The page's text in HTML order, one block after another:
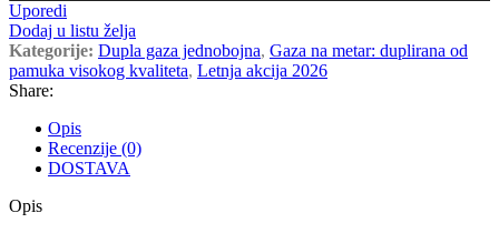
Uporedi
Dodaj u listu želja
Kategorije: Dupla gaza jednobojna, Gaza na metar: duplirana od
pamuka visokog kvaliteta, Letnja akcija 2026
Share:
Opis
Recenzije (0)
DOSTAVA
Opis